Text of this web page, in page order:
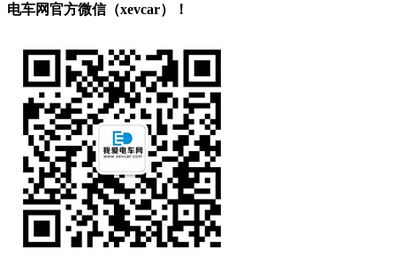
电车网官方微信（xevcar）！